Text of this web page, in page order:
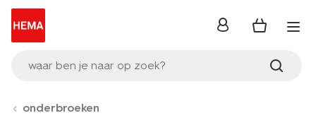
waar ben je naar op zoek?
inloggen
onderbroeken